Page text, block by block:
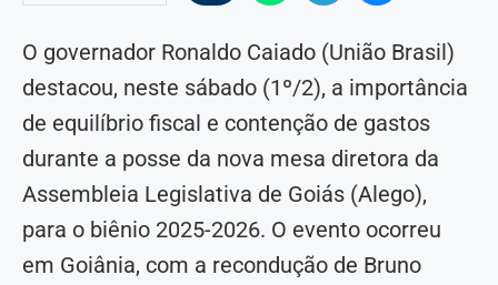
O governador Ronaldo Caiado (União Brasil)
destacou, neste sábado (1º/2), a importância
de equilíbrio fiscal e contenção de gastos
durante a posse da nova mesa diretora da
Assembleia Legislativa de Goiás (Alego),
para o biênio 2025-2026. O evento ocorreu
em Goiânia, com a recondução de Bruno